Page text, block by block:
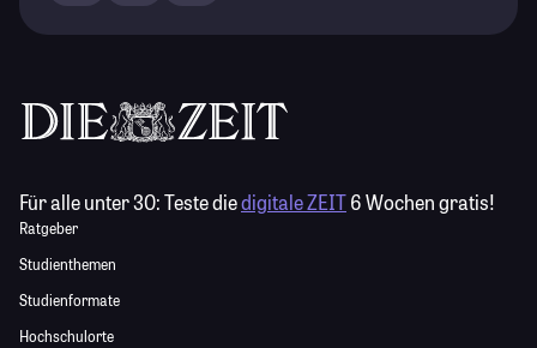
Für alle unter 30:Teste diedigitale ZEIT6 Wochen gratis!
Ratgeber
Studienthemen
Studienformate
Hochschulorte